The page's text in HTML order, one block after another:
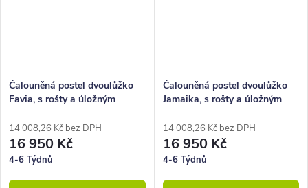
Čalouněná postel dvoulůžko
Favia, s rošty a úložným
14 008,26 Kč bez DPH
16 950 Kč
4-6 Týdnů
Čalouněná postel dvoulůžko
Jamaika, s rošty a úložným
14 008,26 Kč bez DPH
16 950 Kč
4-6 Týdnů